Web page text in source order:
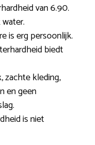
van 6.90.
is erg persoonlijk.
biedt
zachte kleding,
en geen
is niet